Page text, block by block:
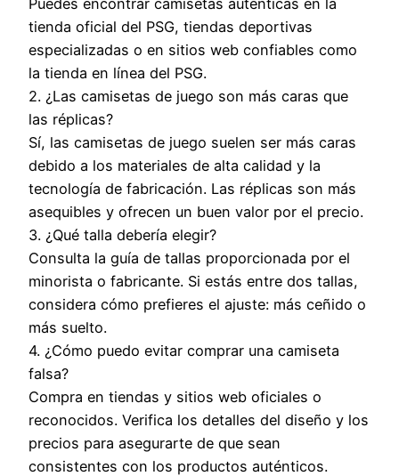
tienda oficial del PSG, tiendas deportivas
especializadas o en sitios web confiables como
la tienda en línea del PSG.
2. ¿Las camisetas de juego son más caras que
las réplicas?
Sí, las camisetas de juego suelen ser más caras
debido a los materiales de alta calidad y la
tecnología de fabricación. Las réplicas son más
asequibles y ofrecen un buen valor por el precio.
3. ¿Qué talla debería elegir?
Consulta la guía de tallas proporcionada por el
minorista o fabricante. Si estás entre dos tallas,
considera cómo prefieres el ajuste: más ceñido o
más suelto.
4. ¿Cómo puedo evitar comprar una camiseta
falsa?
Compra en tiendas y sitios web oficiales o
reconocidos. Verifica los detalles del diseño y los
precios para asegurarte de que sean
consistentes con los productos auténticos.